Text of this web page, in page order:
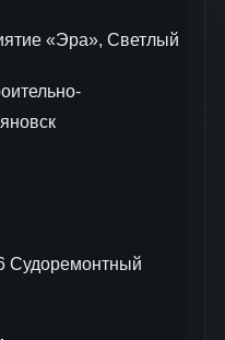
«Эра», Светлый
Судоремонтный